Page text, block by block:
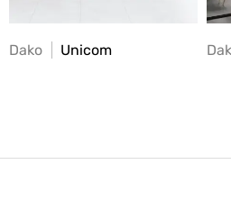
Dako Unicom